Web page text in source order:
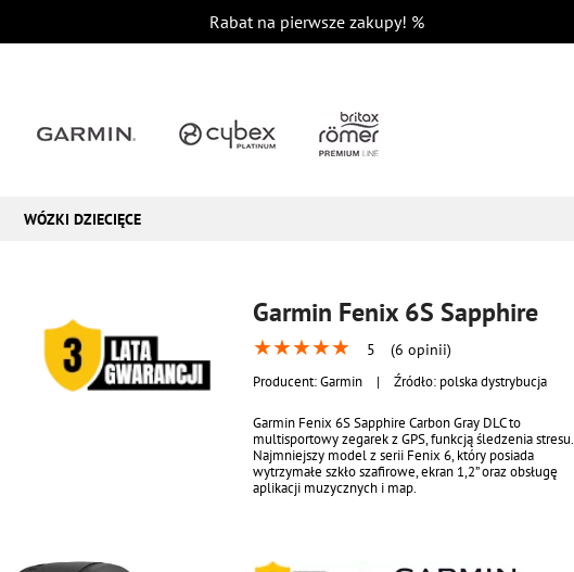
Rabat na pierwsze zakupy! %
WÓZKI DZIECIĘCE
Garmin Fenix 6S Sapphire
★★★★★ 5 (6 opinii)
Producent:Garmin | Źródło: polska dystrybucja
Garmin Fenix 6S Sapphire Carbon Gray DLC to
multisportowy zegarek z GPS, funkcją śledzenia stresu.
Najmniejszy model z serii Fenix 6, który posiada
wytrzymałe szkło szafirowe, ekran 1,2” oraz obsługę
aplikacji muzycznych i map.